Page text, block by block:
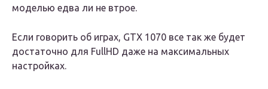
моделью едва ли не втрое.
Если говорить об играх, GTX 1070 все так же будет
достаточно для FullHD даже на максимальных
настройках.